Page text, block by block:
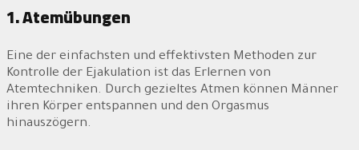
1. Atemübungen
Eine der einfachsten und effektivsten Methoden zur
Kontrolle der Ejakulation ist das Erlernen von
Atemtechniken. Durch gezieltes Atmen können Männer
ihren Körper entspannen und den Orgasmus
hinauszögern.